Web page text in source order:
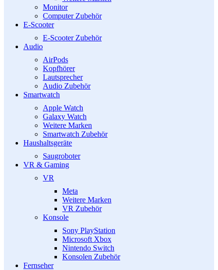
Monitor
Computer Zubehör
E-Scooter
E-Scooter Zubehör
Audio
AirPods
Kopfhörer
Lautsprecher
Audio Zubehör
Smartwatch
Apple Watch
Galaxy Watch
Weitere Marken
Smartwatch Zubehör
Haushaltsgeräte
Saugroboter
VR & Gaming
VR
Meta
Weitere Marken
VR Zubehör
Konsole
Sony PlayStation
Microsoft Xbox
Nintendo Switch
Konsolen Zubehör
Fernseher